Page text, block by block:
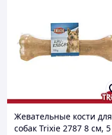
Жевательные кости для
собак Trixie 2787 8 см, 5